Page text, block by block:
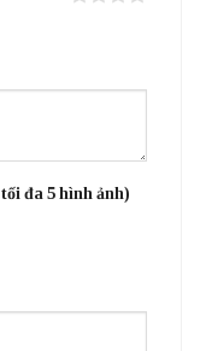
đa 5 hình ảnh)